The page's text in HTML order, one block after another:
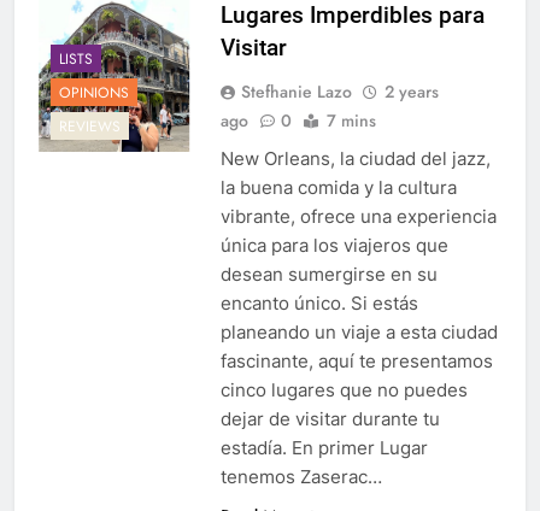
LISTS
OPINIONS
REVIEWS
Lugares Imperdibles para
Visitar
Stefhanie Lazo
2 years
ago
0 7 mins
New Orleans, la ciudad del jazz,
la buena comida y la cultura
vibrante, ofrece una experiencia
única para los viajeros que
desean sumergirse en su
encanto único. Si estás
planeando un viaje a esta ciudad
fascinante, aquí te presentamos
cinco lugares que no puedes
dejar de visitar durante tu
estadía. En primer Lugar
tenemos Zaserac…